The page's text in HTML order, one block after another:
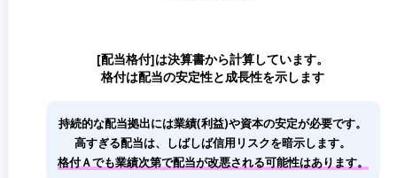
[配当格付]は決算書から計算しています。
格付は配当の安定性と成長性を示します
持続的な配当拠出には業績(利益)や資本の安定が必要です。
高すぎる配当は、しばしば信用リスクを暗示します。
格付Ａでも業績次第で配当が改悪される可能性はあります。